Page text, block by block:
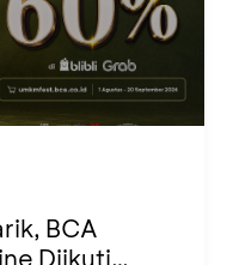
BCA
Diikuti